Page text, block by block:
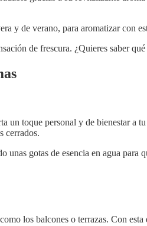
y de verano, para aromatizar con
de frescura. ¿Quieres saber
un toque personal y de bienestar
cerrados.
unas gotas de esencia en agua
los balcones o terrazas. Con